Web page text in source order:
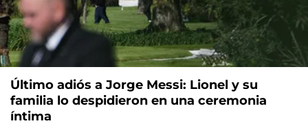
Último adiós a Jorge Messi: Lionel y su
familia lo despidieron en una ceremonia
íntima